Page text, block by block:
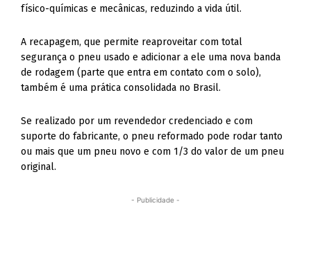
físico-químicas e mecânicas, reduzindo a vida útil.
A recapagem, que permite reaproveitar com total
segurança o pneu usado e adicionar a ele uma nova banda
de rodagem (parte que entra em contato com o solo),
também é uma prática consolidada no Brasil.
Se realizado por um revendedor credenciado e com
suporte do fabricante, o pneu reformado pode rodar tanto
ou mais que um pneu novo e com 1/3 do valor de um pneu
original.
- Publicidade -